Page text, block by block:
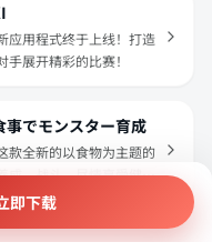
应用程式终于上线！打造
展开精彩的比赛！
でモンスター育成
款全新的以食物为主题的
成、战斗，尽情享受健康
即下载